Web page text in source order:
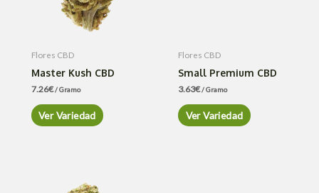
Flores CBD
Master Kush CBD
7.26€/ Gramo
Ver Variedad
Flores CBD
Small Premium CBD
3.63€/ Gramo
Ver Variedad